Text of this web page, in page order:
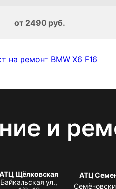
от 2490 руб.
на ремонт BMW X6 F16
и
АТЦ Щёлковская
Байкальская ул.,
АТЦ